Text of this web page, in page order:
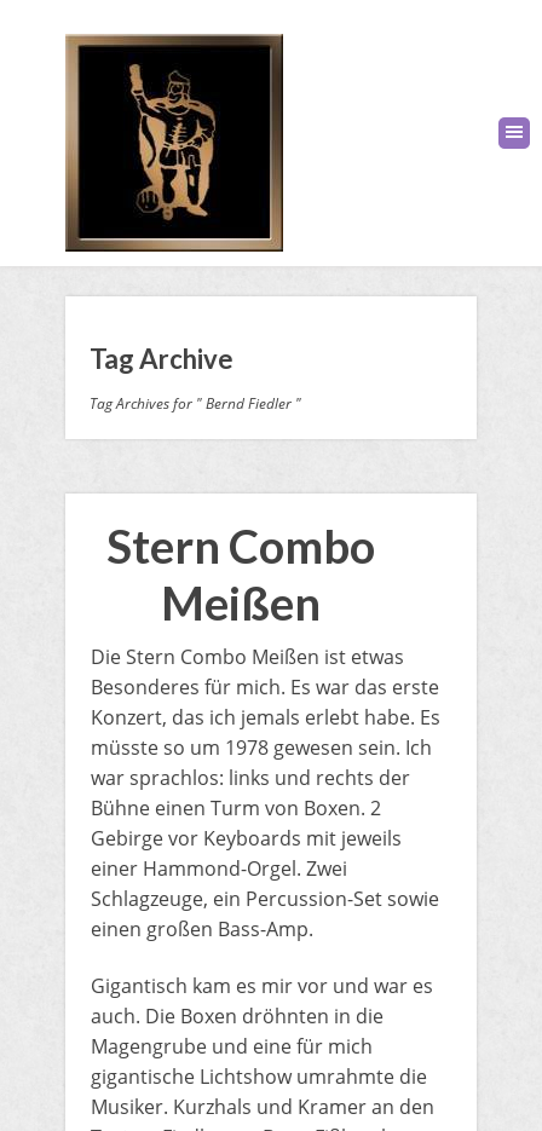
Tag Archive
Tag Archives for " Bernd Fiedler "
Stern Combo
Meißen
Die Stern Combo Meißen ist etwas
Besonderes für mich. Es war das erste
Konzert, das ich jemals erlebt habe. Es
müsste so um 1978 gewesen sein. Ich
war sprachlos: links und rechts der
Bühne einen Turm von Boxen. 2
Gebirge vor Keyboards mit jeweils
einer Hammond-Orgel. Zwei
Schlagzeuge, ein Percussion-Set sowie
einen großen Bass-Amp.
Gigantisch kam es mir vor und war es
auch. Die Boxen dröhnten in die
Magengrube und eine für mich
gigantische Lichtshow umrahmte die
Musiker. Kurzhals und Kramer an den